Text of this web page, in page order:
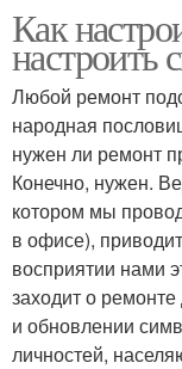
Как
настроить
Любой ремонт
народная
нужен ли ремонт
Конечно, нужен.
котором мы
в офисе),
восприятии нами
заходит о
и обновлении
личностей,